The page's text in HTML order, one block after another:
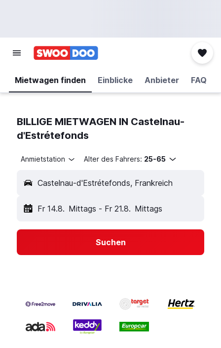
Mietwagen finden Einblicke Anbieter FAQ
BILLIGE MIETWAGEN IN Castelnau-
d'Estrétefonds
Anmietstation Alter des Fahrers: 25-65
Castelnau-d'Estrétefonds, Frankreich
Fr 14.8. Mittags - Fr 21.8. Mittags
Suchen